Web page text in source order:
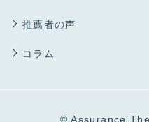
推薦者の声
コラム
© Assurance